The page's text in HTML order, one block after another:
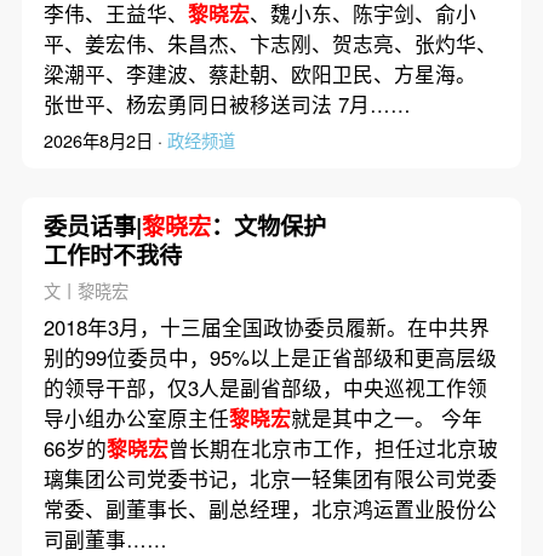
李伟、王益华、 黎晓宏、魏小东、陈宇剑、俞小
平、姜宏伟、朱昌杰、卞志刚、贺志亮、张灼华、
梁潮平、李建波、蔡赴朝、欧阳卫民、方星海。
张世平、杨宏勇同日被移送司法 7月……
2026年8月2日 · 政经频道
委员话事|黎晓宏：文物保护
工作时不我待
文丨黎晓宏
2018年3月，十三届全国政协委员履新。在中共界
别的99位委员中，95%以上是正省部级和更高层级
的领导干部，仅3人是副省部级，中央巡视工作领
导小组办公室原主任黎晓宏就是其中之一。 今年
66岁的黎晓宏曾长期在北京市工作，担任过北京玻
璃集团公司党委书记，北京一轻集团有限公司党委
常委、副董事长、副总经理，北京鸿运置业股份公
司副董事……